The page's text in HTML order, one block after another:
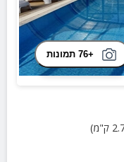
+76 תמונות